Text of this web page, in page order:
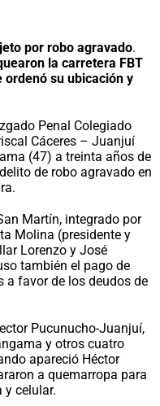
por robo agravado.
la carretera FBT
su ubicación y
Penal Colegiado
Cáceres – Juanjuí
(47) a treinta años de
de robo agravado en
Martín, integrado por
Molina (presidente y
Lorenzo y José
también el pago de
a favor de los deudos de
Pucunucho-Juanjuí,
y otros cuatro
apareció Héctor
a quemarropa para
y celular.